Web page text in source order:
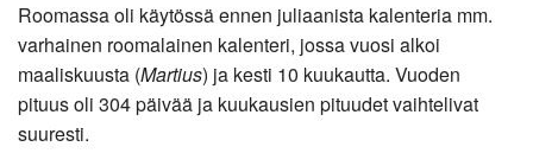
Roomassa oli käytössä ennen juliaanista kalenteria mm.
varhainen roomalainen kalenteri, jossa vuosi alkoi
maaliskuusta (Martius) ja kesti 10 kuukautta. Vuoden
pituus oli 304 päivää ja kuukausien pituudet vaihtelivat
suuresti.